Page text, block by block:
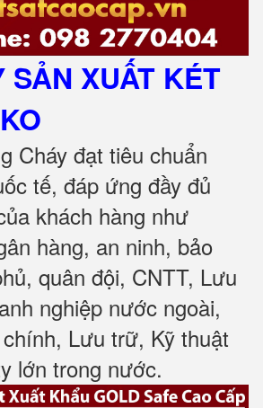
SẢN XUẤT KÉT
Cháy đạt tiêu chuẩn
tế, đáp ứng đầy đủ
khách hàng như
hàng, an ninh, bảo
quân đội, CNTT, Lưu
nghiệp nước ngoài,
Lưu trữ, Kỹ thuật
lớn trong nước.